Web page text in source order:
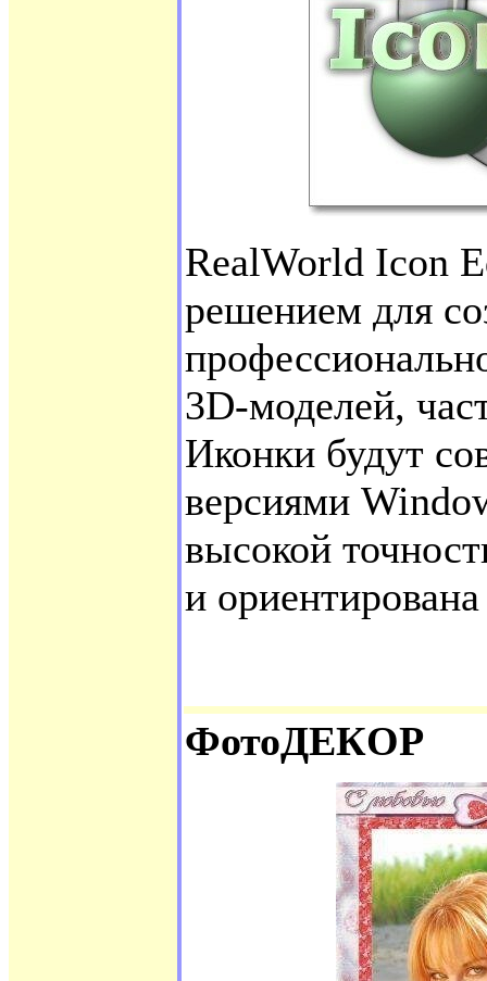
RealWorld Icon
решением для
3D-моделей,
Иконки будут
версиями
высокой
и
ФотоДЕКOР